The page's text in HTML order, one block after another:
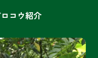
コウ紹介